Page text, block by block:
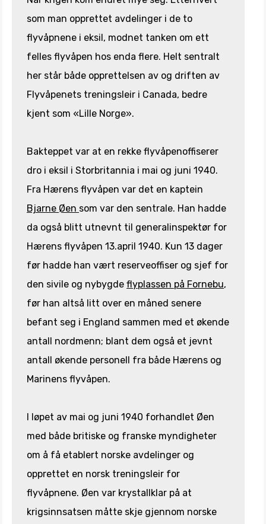
som man opprettet avdelinger i de to
flyvåpnene i eksil, modnet tanken om ett
felles flyvåpen hos enda flere. Helt sentralt
her står både opprettelsen av og driften av
Flyvåpenets treningsleir i Canada, bedre
kjent som «Lille Norge».
Bakteppet var at en rekke flyvåpenoffiserer
dro i eksil i Storbritannia i mai og juni 1940.
Fra Hærens flyvåpen var det en kaptein
Bjarne Øen som var den sentrale. Han hadde
da også blitt utnevnt til generalinspektør for
Hærens flyvåpen 13.april 1940. Kun 13 dager
før hadde han vært reserveoffiser og sjef for
den sivile og nybygde flyplassen på Fornebu,
før han altså litt over en måned senere
befant seg i England sammen med et økende
antall nordmenn; blant dem også et jevnt
antall økende personell fra både Hærens og
Marinens flyvåpen.
I løpet av mai og juni 1940 forhandlet Øen
med både britiske og franske myndigheter
om å få etablert norske avdelinger og
opprettet en norsk treningsleir for
flyvåpnene. Øen var krystallklar på at
krigsinnsatsen måtte skje gjennom norske